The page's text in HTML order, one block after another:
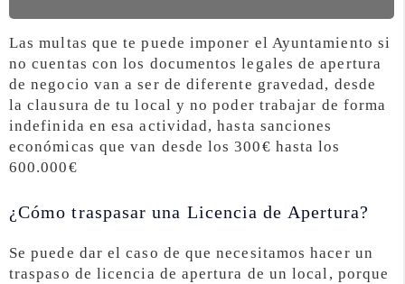
Las multas que te puede imponer el Ayuntamiento si
no cuentas con los documentos legales de apertura
de negocio van a ser de diferente gravedad, desde
la clausura de tu local y no poder trabajar de forma
indefinida en esa actividad, hasta sanciones
económicas que van desde los 300€ hasta los
600.000€
¿Cómo traspasar una Licencia de Apertura?
Se puede dar el caso de que necesitamos hacer un
traspaso de licencia de apertura de un local, porque